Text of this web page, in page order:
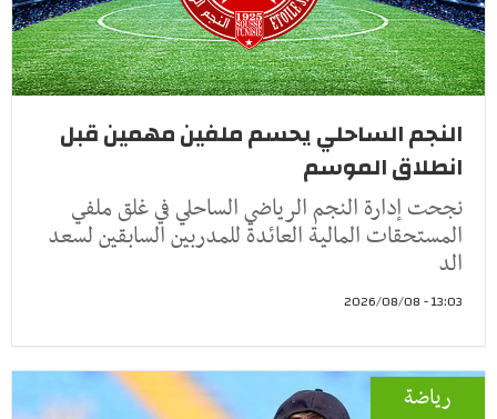
النجم الساحلي يحسم ملفين مهمين قبل
انطلاق الموسم
نجحت إدارة النجم الرياضي الساحلي في غلق ملفي
المستحقات المالية العائدة للمدربين السابقين لسعد
الد
13:03 - 2026/08/08
رياضة